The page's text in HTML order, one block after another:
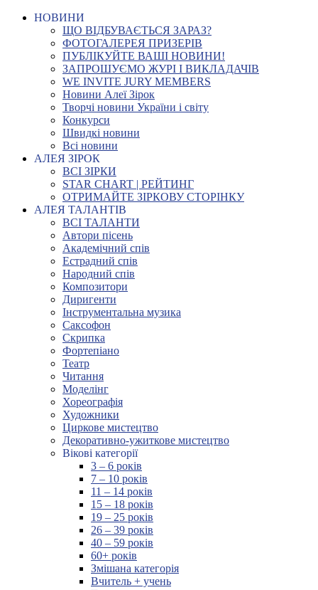
НОВИНИ
ЩО ВІДБУВАЄТЬСЯ ЗАРАЗ?
ФОТОГАЛЕРЕЯ ПРИЗЕРІВ
ПУБЛІКУЙТЕ ВАШІ НОВИНИ!
ЗАПРОШУЄМО ЖУРІ І ВИКЛАДАЧІВ
WE INVITE JURY MEMBERS
Новини Алеї Зірок
Творчі новини України і світу
Конкурси
Швидкі новини
Всі новини
АЛЕЯ ЗІРОК
ВСІ ЗІРКИ
STAR CHART | РЕЙТИНГ
ОТРИМАЙТЕ ЗІРКОВУ СТОРІНКУ
АЛЕЯ ТАЛАНТІВ
ВСІ ТАЛАНТИ
Автори пісень
Академічний спів
Естрадний спів
Народний спів
Композитори
Диригенти
Інструментальна музика
Саксофон
Скрипка
Фортепіано
Театр
Читання
Моделінг
Хореографія
Художники
Циркове мистецтво
Декоративно-ужиткове мистецтво
Вікові категорії
3 – 6 років
7 – 10 років
11 – 14 років
15 – 18 років
19 – 25 років
26 – 39 років
40 – 59 років
60+ років
Змішана категорія
Вчитель + учень